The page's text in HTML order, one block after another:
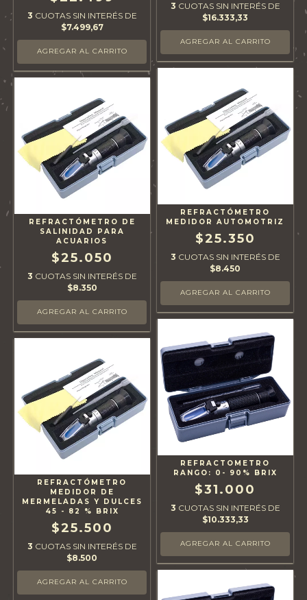
3 CUOTAS SIN INTERÉS DE
$7.499,67
3 CUOTAS SIN INTERÉS DE
$16.333,33
REFRACTÓMETRO DE
SALINIDAD PARA
ACUARIOS
$25.050
3 CUOTAS SIN INTERÉS DE
$8.350
REFRACTÓMETRO
MEDIDOR AUTOMOTRIZ
$25.350
3 CUOTAS SIN INTERÉS DE
$8.450
REFRACTÓMETRO
MEDIDOR DE
MERMELADAS Y DULCES
45 - 82 % BRIX
$25.500
3 CUOTAS SIN INTERÉS DE
$8.500
REFRACTOMETRO
RANGO: 0- 90% BRIX
$31.000
3 CUOTAS SIN INTERÉS DE
$10.333,33